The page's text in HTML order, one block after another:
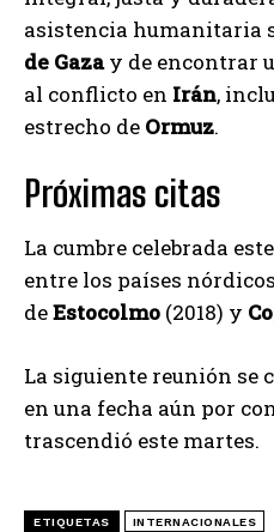
asistencia humanitaria
de Gazay de encontrar
al conflicto en Irán,
estrecho de Ormuz.
Próximas citas
La cumbre celebrada
entre los países
deEstocolmo (2018) y
La siguiente reunión se
en una fecha aún por
trascendió este martes.
ETIQUETAS INTERNACIONALES